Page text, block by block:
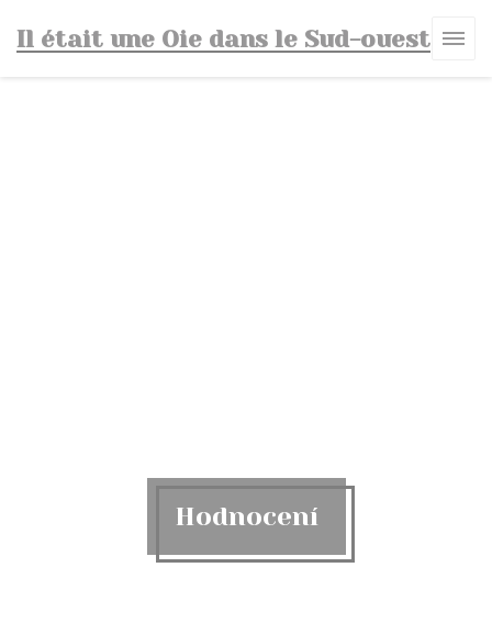
Il était une Oie dans le Sud-ouest
Hodnocení